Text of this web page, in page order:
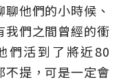
他們的小時候、
我們之間曾經的衝
們活到了將近80
不提，可是一定會